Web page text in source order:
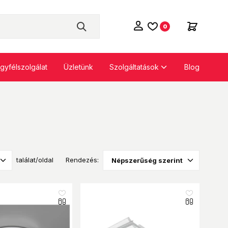
0
Üzletünk Szolgáltatások Blog
találat/oldal Rendezés:
like_16 like_16